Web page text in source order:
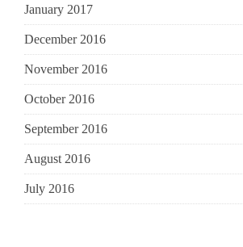
January 2017
December 2016
November 2016
October 2016
September 2016
August 2016
July 2016